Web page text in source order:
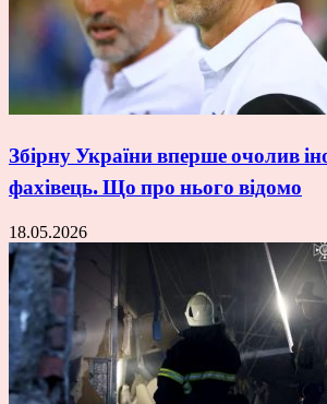
Збірну України вперше очолив
фахівець. Що про нього відомо
18.05.2026